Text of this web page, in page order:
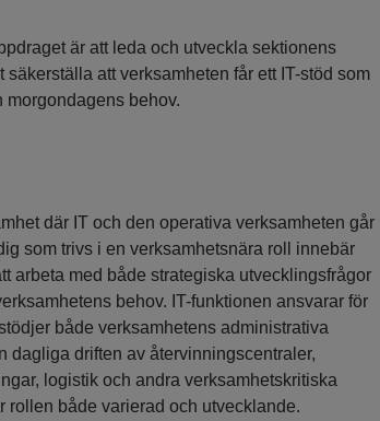
är att leda och utveckla sektionens
säkerställa att verksamheten får ett IT-stöd som
morgondagens behov.
där IT och den operativa verksamheten går
som trivs i en verksamhetsnära roll innebär
arbeta med både strategiska utvecklingsfrågor
behov. IT-funktionen ansvarar för
både verksamhetens administrativa
dagliga driften av återvinningscentraler,
logistik och andra verksamhetskritiska
rollen både varierad och utvecklande.